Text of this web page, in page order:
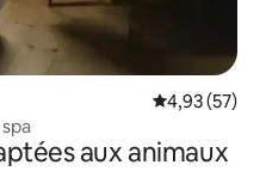
Note
4,93 (57)
aux animaux